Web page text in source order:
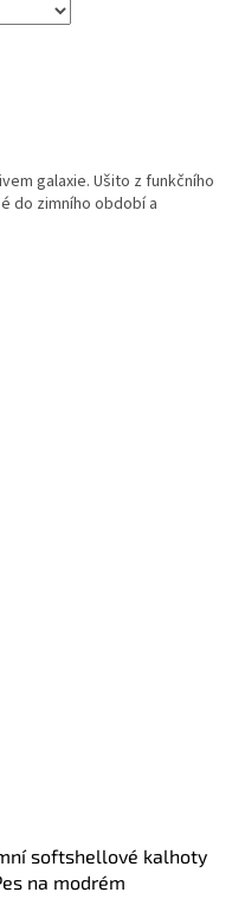
galaxie. Ušito z funkčního
do zimního období a
softshellové kalhoty
na modrém